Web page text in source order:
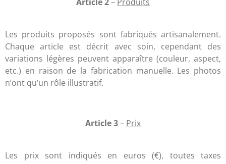
Les produits proposés sont fabriqués artisanalement.
Chaque article est décrit avec soin, cependant des
variations légères peuvent apparaître (couleur, aspect,
etc.) en raison de la fabrication manuelle. Les photos
n’ont qu’un rôle illustratif.
Article 3– Prix
Les prix sont indiqués en euros (€), toutes taxes